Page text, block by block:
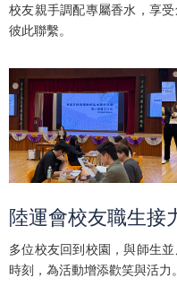
校友親手調配專屬香水，享
彼此聯繫。
陸運會校友職生接
多位校友回到校園，與師生
時刻，為活動增添歡笑與活力。